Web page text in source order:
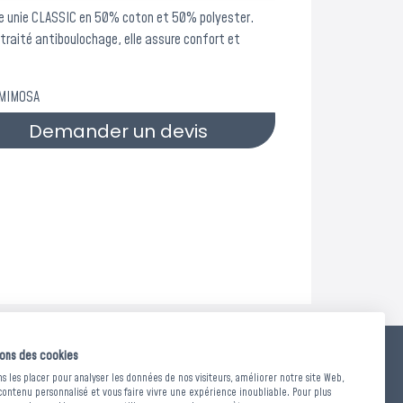
CLASSIC en 50% coton et 50% polyester.
antiboulochage, elle assure confort et
Demander un devis
TRAITEMENTS
à vos demandes et vous
? Les bons de commande
du dispositif exceptionnel.
des cookies
les placer pour analyser les données de nos visiteurs, améliorer notre site Web,
personnalisé et vous faire vivre une expérience inoubliable. Pour plus